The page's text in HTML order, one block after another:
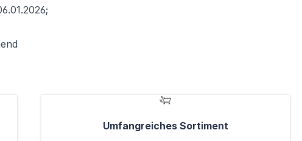
Umfangreiches Sortiment